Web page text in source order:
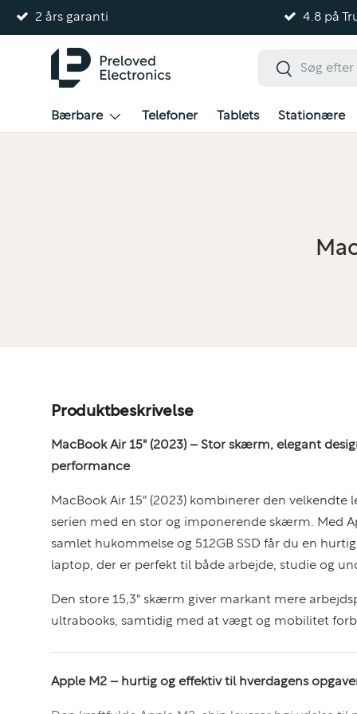
2 års garanti 4.8 på
Søg
Bærbare Telefoner Tablets Stationære
Produktbeskrivelse
MacBook Air 15" (2023) – Stor skærm, elegant
performance
MacBook Air 15" (2023) kombinerer den velkendte
serien med en stor og imponerende skærm. Med
samlet hukommelse og 512GB SSD får du en
laptop, der er perfekt til både arbejde, studie og
Den store 15,3" skærm giver markant mere
ultrabooks, samtidig med at vægt og mobilitet
Apple M2 – hurtig og effektiv til hverdagens